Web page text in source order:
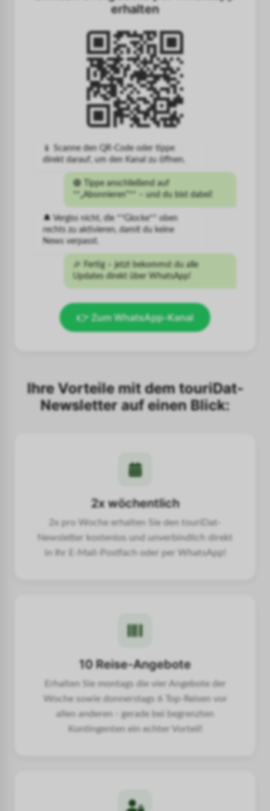
erhalten
📱 Scanne den QR-Code oder tippe
direkt darauf, um den Kanal zu öffnen.
🟢 Tippe anschließend auf
**„Abonnieren“** – und du bist dabei!
🔔 Vergiss nicht, die **Glocke** oben
rechts zu aktivieren, damit du keine
News verpasst.
🎉 Fertig – jetzt bekommst du alle
Updates direkt über WhatsApp!
👉 Zum WhatsApp-Kanal
Ihre Vorteile mit dem touriDat-
Newsletter auf einen Blick:
2x wöchentlich
2x pro Woche erhalten Sie den touriDat-
Newsletter kostenlos und unverbindlich direkt
in Ihr E-Mail-Postfach oder per WhatsApp!
10 Reise-Angebote
Erhalten Sie montags die vier Angebote der
Woche sowie donnerstags 6 Top-Reisen vor
allen anderen - gerade bei begrenzten
Kontingenten ein echter Vorteil!